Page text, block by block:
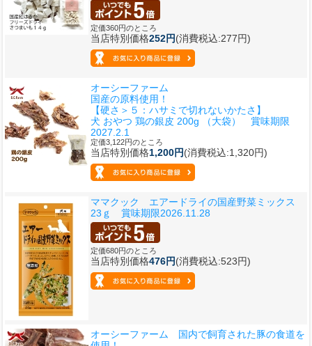
定価360円のところ
当店特別価格252円(消費税込:277円)
オーシーファーム
国産の原料使用！
【硬さ＞５：ハサミで切れないかたさ】
犬 おやつ 鶏の銀皮 200g （大袋） 賞味期限
2027.2.1
定価3,122円のところ
当店特別価格1,200円(消費税込:1,320円)
ママクック エアードライの国産野菜ミックス
23ｇ 賞味期限2026.11.28
定価680円のところ
当店特別価格476円(消費税込:523円)
オーシーファーム 国内で飼育された豚の食道を